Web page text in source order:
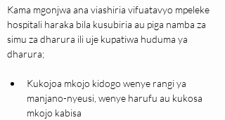
Kama mgonjwa ana viashiria vifuatavyo mpeleke
hospitali haraka bila kusubiria au piga namba za
simu za dharura ili uje kupatiwa huduma ya
dharura;
Kukojoa mkojo kidogo wenye rangi ya
manjano-nyeusi, wenye harufu au kukosa
mkojo kabisa